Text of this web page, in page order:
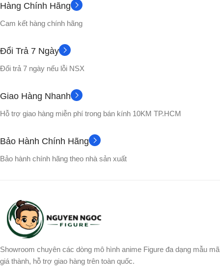
PHỤ KIỆN
CHẤT LIỆU
Nhựa PVC cao cấp
VỎ HỘP No box
NHÂN VẬT Picolo
Hàng Chính Hãng
Cam kết hàng chính hãng
Đổi Trả 7 Ngày
Đổi trả 7 ngày nếu lỗi NSX
Giao Hàng Nhanh
Hỗ trợ giao hàng miễn phí trong bán kính 10KM TP.HCM
Bảo Hành Chính Hãng
Bảo hành chính hãng theo nhà sản xuất
Showroom chuyên các dòng mô hình anime Figure đa dạng mẫu mã
giá thành, hỗ trợ giao hàng trên toàn quốc.